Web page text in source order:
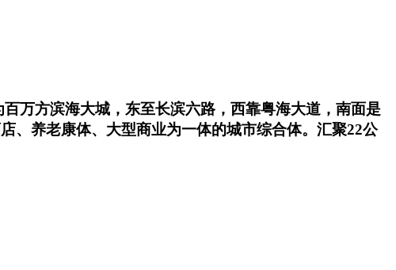
万方滨海大城，东至长滨六路，西靠粤海大道，南面是
、养老康体、大型商业为一体的城市综合体。汇聚22公